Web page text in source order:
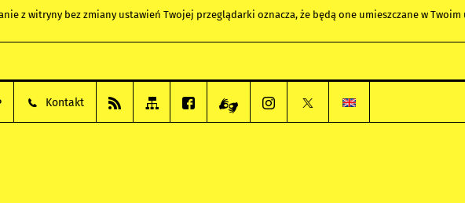
z witryny bez zmiany ustawień Twojej przeglądarki oznacza, że będą one umieszczane w
Kontakt